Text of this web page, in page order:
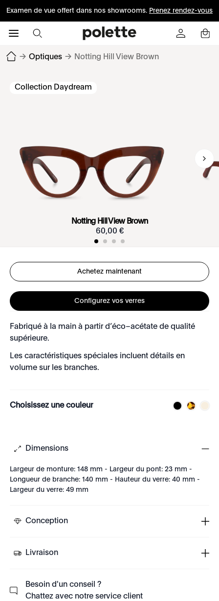
Examen de vue offert dans nos showrooms. Prenez rendez-vous
→ Optiques → Notting Hill View Brown
Collection Daydream
Notting Hill View Brown
60,00 €
Achetez maintenant
Configurez vos verres
Fabriqué à la main à partir d’éco–acétate de qualité
supérieure.
Les caractéristiques spéciales incluent détails en
volume sur les branches.
Choisissez une couleur
Dimensions
Largeur de monture: 148 mm - Largeur du pont: 23 mm -
Longueur de branche: 140 mm - Hauteur du verre: 40 mm -
Largeur du verre: 49 mm
Conception
Livraison
Besoin d'un conseil ?
Chattez avec notre service client